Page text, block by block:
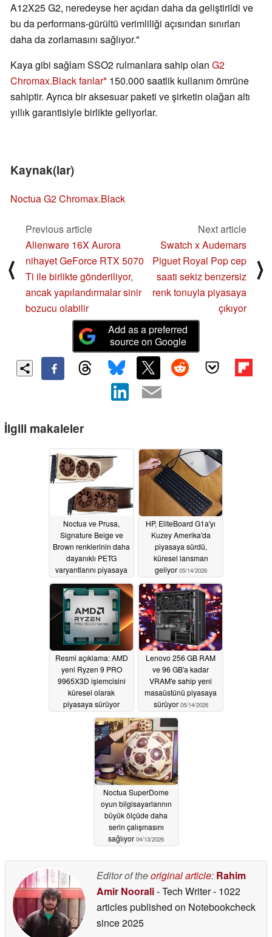
A12X25 G2, neredeyse her açıdan daha da geliştirildi ve
bu da performans-gürültü verimliliği açısından sınırları
daha da zorlamasını sağlıyor."
Kaya gibi sağlam SSO2 rulmanlara sahip olan G2
Chromax.Black fanlar 150.000 saatlik kullanım ömrüne
sahiptir. Ayrıca bir aksesuar paketi ve şirketin olağan altı
yıllık garantisiyle birlikte geliyorlar.
Kaynak(lar)
Noctua G2 Chromax.Black
⟨
Previous article
Alienware 16X Aurora
nihayet GeForce RTX 5070
Ti ile birlikte gönderiliyor,
ancak yapılandırmalar sinir
bozucu olabilir
Next article
Swatch x Audemars
Piguet Royal Pop cep
saati sekiz benzersiz
renk tonuyla piyasaya
çıkıyor
⟩
Add as a preferred
source on Google
İlgili makaleler
Noctua ve Prusa,
Signature Beige ve
Brown renklerinin daha
dayanıklı PETG
varyantlarını piyasaya
07/29/2026
HP, EliteBoard G1a'yı
Kuzey Amerika'da
piyasaya sürdü,
küresel lansman
geliyor 05/14/2026
Resmi açıklama: AMD
yeni Ryzen 9 PRO
9965X3D işlemcisini
küresel olarak
piyasaya sürüyor
05/14/2026
Lenovo 256 GB RAM
ve 96 GB'a kadar
VRAM'e sahip yeni
masaüstünü piyasaya
sürüyor 05/14/2026
Noctua SuperDome
oyun bilgisayarlarının
büyük ölçüde daha
serin çalışmasını
sağlıyor 04/13/2026
Editor of theoriginal article: Rahim
Amir Noorali- Tech Writer- 1022
articles published on Notebookcheck
since 2025